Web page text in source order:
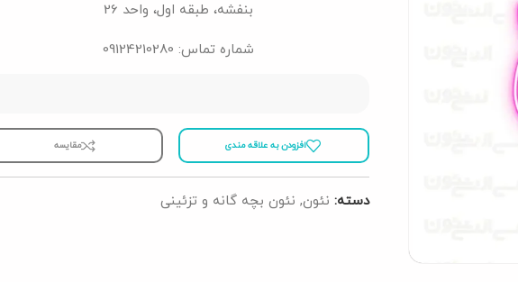
بنفشه، طبقه اول، واحد 26
شماره تماس: 09124210280
افزودن به علاقه مندی مقايسه
دسته: نئون, نئون بچه گانه و تزئینی